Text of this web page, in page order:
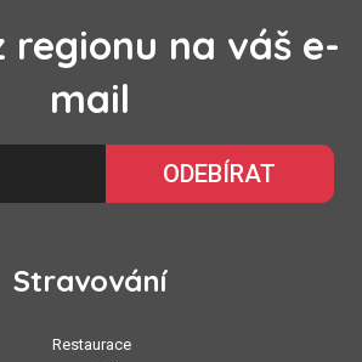
regionu na váš e-
mail
ODEBÍRAT
Stravování
Restaurace